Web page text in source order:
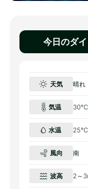
今日のダ
天気 晴れ
気温 30℃
水温 25℃
風向 南
波高 2～